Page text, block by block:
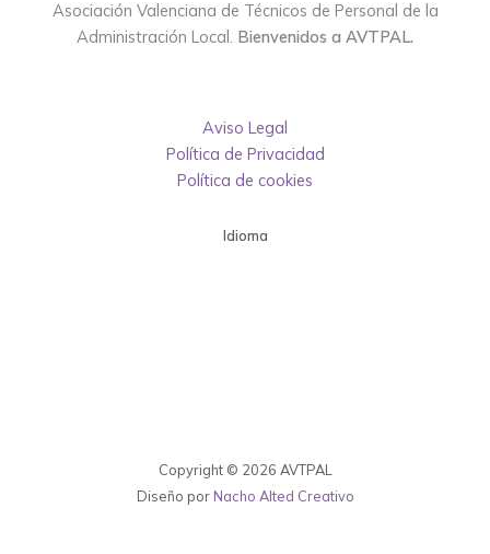
Asociación Valenciana de Técnicos de Personal de la
Administración Local. Bienvenidos a AVTPAL.
Aviso Legal
Política de Privacidad
Política de cookies
Idioma
Copyright © 2026 AVTPAL
Diseño por Nacho Alted Creativo